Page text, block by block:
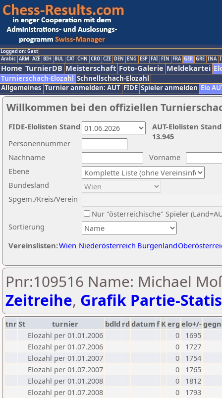
Logged on: Gast
Arabic ARM AZE BIH BUL CAT CHN CRO CZE DEN ENG ESP FAI FIN FRA GER GRE INA
Home TurnierDB Meisterschaft Foto-Galerie Meldekartei
Turnierschach-Elozahl Schnellschach-Elozahl
Allgemeines Turnier anmelden: AUT FIDE Spieler anmelden Elo
Willkommen bei den offiziellen
Nachname
Vorname
Ebene
Sortierung
Personennummer
Bundesland
Spgem./Kreis/Verein
Nur "österreichische" Spieler
Vereinslisten:Wien Niederösterreich Burgenland
AUT-Elolisten
13.945
FIDE-Elolisten Stand
Pnr:109516 Name: Michael
Zeitreihe, Grafik Partie-
tnrSt turnier bdld rd datumf Kerg elo+/-
Elozahl per 01.01.2006
0
1695
Elozahl per 01.07.2006
0
1727
Elozahl per 01.01.2007
0
1754
Elozahl per 01.07.2007
0
1765
Elozahl per 01.01.2008
0
1812
Elozahl per 01.07.2008
0
1793